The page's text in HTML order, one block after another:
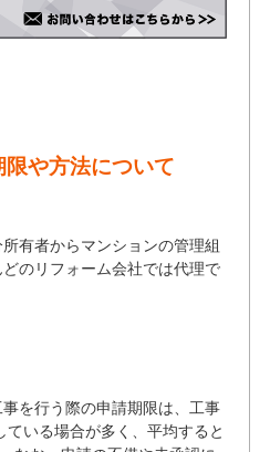
や方法について
有者からマンションの管理組
のリフォーム会社では代理で
を行う際の申請期限は、工事
いる場合が多く、平均すると